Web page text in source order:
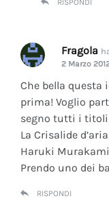
RISPONDI
Fragola
2 Marzo
Che bella questa
prima! Voglio
segno tutti i
La Crisalide d’aria
Haruki
Prendo uno dei
RISPONDI